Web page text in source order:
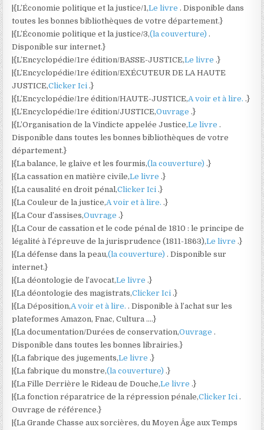
|{L’Économie politique et la justice/1,Le livre . Disponible dans
toutes les bonnes bibliothèques de votre département.}
|{L’Économie politique et la justice/3,(la couverture) .
Disponible sur internet.}
|{L’Encyclopédie/1re édition/BASSE-JUSTICE,Le livre .}
|{L’Encyclopédie/1re édition/EXÉCUTEUR DE LA HAUTE
JUSTICE,Clicker Ici .}
|{L’Encyclopédie/1re édition/HAUTE-JUSTICE,A voir et à lire. .}
|{L’Encyclopédie/1re édition/JUSTICE,Ouvrage .}
|{L’Organisation de la Vindicte appelée Justice,Le livre .
Disponible dans toutes les bonnes bibliothèques de votre
département.}
|{La balance, le glaive et les fourmis,(la couverture) .}
|{La cassation en matière civile,Le livre .}
|{La causalité en droit pénal,Clicker Ici .}
|{La Couleur de la justice,A voir et à lire. .}
|{La Cour d’assises,Ouvrage .}
|{La Cour de cassation et le code pénal de 1810 : le principe de
légalité à l’épreuve de la jurisprudence (1811-1863),Le livre .}
|{La défense dans la peau,(la couverture) . Disponible sur
internet.}
|{La déontologie de l’avocat,Le livre .}
|{La déontologie des magistrats,Clicker Ici .}
|{La Déposition,A voir et à lire. . Disponible à l’achat sur les
plateformes Amazon, Fnac, Cultura ….}
|{La documentation/Durées de conservation,Ouvrage .
Disponible dans toutes les bonnes librairies.}
|{La fabrique des jugements,Le livre .}
|{La fabrique du monstre,(la couverture) .}
|{La Fille Derrière le Rideau de Douche,Le livre .}
|{La fonction réparatrice de la répression pénale,Clicker Ici .
Ouvrage de référence.}
|{La Grande Chasse aux sorcières, du Moyen Âge aux Temps